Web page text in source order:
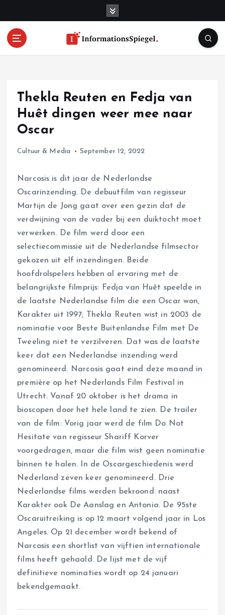
Thekla Reuten en Fedja van
Huêt dingen weer mee naar
Oscar
Cultuur & Media September 12, 2022
Narcosis is dit jaar de Nederlandse
Oscarinzending. De debuutfilm van regisseur
Martijn de Jong gaat over een gezin dat de
verdwijning van de vader bij een duiktocht moet
verwerken. De film werd door een
selectiecommissie uit de Nederlandse filmsector
gekozen uit elf inzendingen. Beide
hoofdrolspelers hebben al ervaring met de
belangrijkste filmprijs: Fedja van Huêt speelde in
de laatste Nederlandse film die een Oscar won,
Karakter uit 1997; Thekla Reuten wist in 2003 de
nominatie voor Beste Buitenlandse Film met De
Tweeling niet te verzilveren. Dat was de laatste
keer dat een Nederlandse inzending werd
genomineerd. Narcosis gaat eind deze maand in
première op het Nederlands Film Festival in
Utrecht. Vanaf 20 oktober is het drama in
bioscopen door het hele land te zien. De trailer
van de film: Vorig jaar werd de film Do Not
Hesitate van regisseur Shariff Korver
voorgedragen, maar die film wist geen nominatie
binnen te halen. In de Oscargeschiedenis werd
Nederland zeven keer genomineerd. Drie
Nederlandse films werden bekroond: naast
Karakter ook De Aanslag en Antonia. De 95ste
Oscaruitreiking is op 12 maart volgend jaar in Los
Angeles. Op 21 december wordt bekend of
Narcosis een shortlist van vijftien internationale
films heeft gehaald. De lijst met de vijf
definitieve nominaties wordt op 24 januari
bekendgemaakt.